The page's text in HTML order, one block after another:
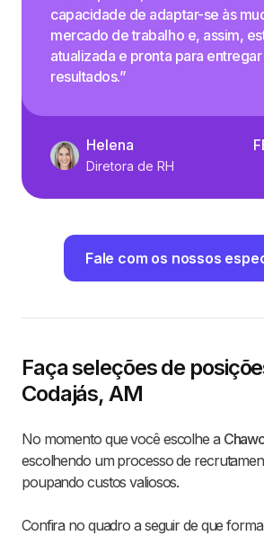
capacidade de adaptar-se às
mercado de trabalho e, assim,
atualizada e pronta para
resultados.”
Helena
Diretora de RH
Fale com os nossos
Faça seleções de
Codajás, AM
No momento que você escolhe a
escolhendo um processo de
poupando custos valiosos.
Confira no quadro a seguir de que